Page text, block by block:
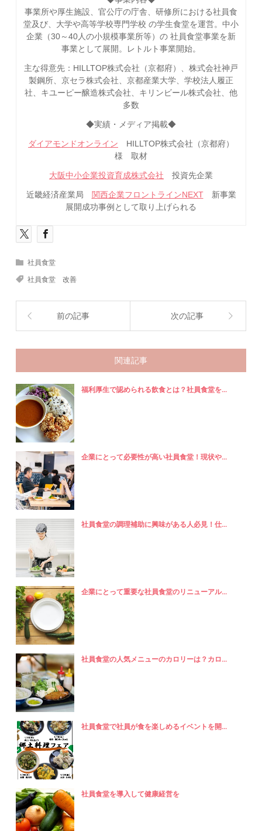
事業所や厚生施設、官公庁の庁舎、研修所における社員食
堂及び、大学や高等学校専門学校 の学生食堂を運営。中小
企業（30～40人の小規模事業所等）の 社員食堂事業を新
事業として展開。レトルト事業開始。
主な得意先：HILLTOP株式会社（京都府）、株式会社神戸
製鋼所、京セラ株式会社、京都産業大学、学校法人履正
社、キユーピー醸造株式会社、キリンビール株式会社、他
多数
◆実績・メディア掲載◆
ダイアモンドオンライン HILLTOP株式会社（京都府）
様 取材
大阪中小企業投資育成株式会社 投資先企業
近畿経済産業局 関西企業フロントラインNEXT新事業
展開成功事例として取り上げられる
社員食堂
社員食堂 改善
前の記事 次の記事
関連記事
福利厚生で認められる飲食とは？社員食堂を...
企業にとって必要性が高い社員食堂！現状や...
社員食堂の調理補助に興味がある人必見！仕...
企業にとって重要な社員食堂のリニューアル...
社員食堂の人気メニューのカロリーは？カロ...
社員食堂で社員が食を楽しめるイベントを開...
社員食堂を導入して健康経営を